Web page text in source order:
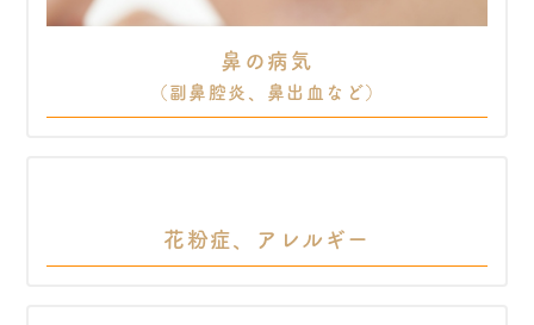
鼻の病気
（副鼻腔炎、鼻出血など）
花粉症、アレルギー